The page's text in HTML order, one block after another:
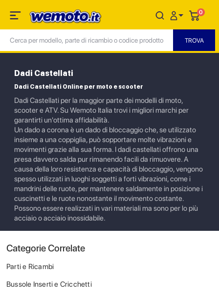
0
Dadi Castellati
Dadi Castellati Online per moto e scooter
Dadi Castellati per la maggior parte dei modelli di moto,
scooter e ATV. Su Wemoto Italia trovi i migliori marchi per
garantirti un'ottima affidabilità.
Un dado a corona è un dado di bloccaggio che, se utilizzato
insieme a una coppiglia, può sopportare molte vibrazioni e
movimenti grazie alla sua forma. I dadi castellati offrono una
presa davvero salda pur rimanendo facili da rimuovere. A
causa della loro resistenza e capacità di bloccaggio, vengono
spesso utilizzati in luoghi soggetti a forti vibrazioni, come i
mandrini delle ruote, per mantenere saldamente in posizione i
cuscinetti e le ruote nonostante il movimento costante.
Possono essere realizzati in vari materiali ma sono per lo più
acciaio o acciaio inossidabile.
Categorie Correlate
Parti e Ricambi
Bussole Inserti e Cricchetti